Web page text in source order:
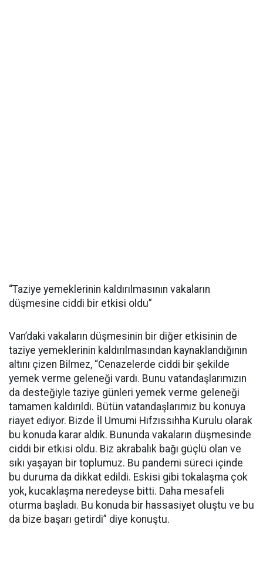
“Taziye yemeklerinin kaldırılmasının vakaların
düşmesine ciddi bir etkisi oldu”
Van’daki vakaların düşmesinin bir diğer etkisinin de
taziye yemeklerinin kaldırılmasından kaynaklandığının
altını çizen Bilmez, “Cenazelerde ciddi bir şekilde
yemek verme geleneği vardı. Bunu vatandaşlarımızın
da desteğiyle taziye günleri yemek verme geleneği
tamamen kaldırıldı. Bütün vatandaşlarımız bu konuya
riayet ediyor. Bizde İl Umumi Hıfzıssıhha Kurulu olarak
bu konuda karar aldık. Bununda vakaların düşmesinde
ciddi bir etkisi oldu. Biz akrabalık bağı güçlü olan ve
sıkı yaşayan bir toplumuz. Bu pandemi süreci içinde
bu duruma da dikkat edildi. Eskisi gibi tokalaşma çok
yok, kucaklaşma neredeyse bitti. Daha mesafeli
oturma başladı. Bu konuda bir hassasiyet oluştu ve bu
da bize başarı getirdi” diye konuştu.